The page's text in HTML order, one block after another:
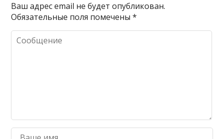
Ваш адрес email не будет опубликован.
Обязательные поля помечены*